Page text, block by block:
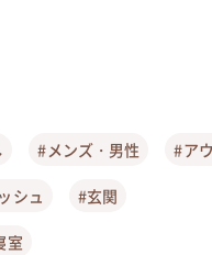
#メンズ・男性 #ア
シュ #玄関
室